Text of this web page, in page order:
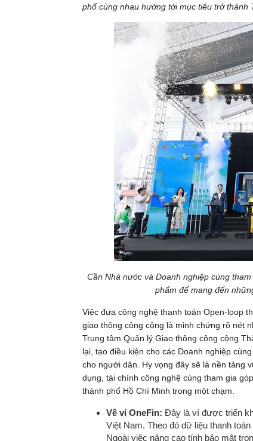
phố cùng nhau hướng tới mục tiêu trở thành
Cần Nhà nước và Doanh nghiệp cùng
phẩm để mang đến
Việc đưa công nghệ thanh toán Open-loop
giao thông công cộng là minh chứng rõ nét
Trung tâm Quản lý Giao thông công cộng
lại, tạo điều kiện cho các Doanh nghiệp
cho người dân. Hy vọng đây sẽ là nền tảng
dụng, tài chính công nghệ cùng tham gia
thành phố Hồ Chí Minh trong một chạm.
Về ví OneFin: Đây là ví được triển
Việt Nam. Theo đó dữ liệu thanh
Ngoài việc nâng cao tính bảo mật